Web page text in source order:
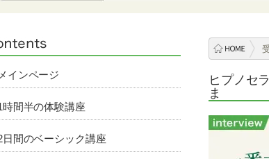
ヒプノセ
ま
メインページ
時間半の体験講座
日間のベーシック講座